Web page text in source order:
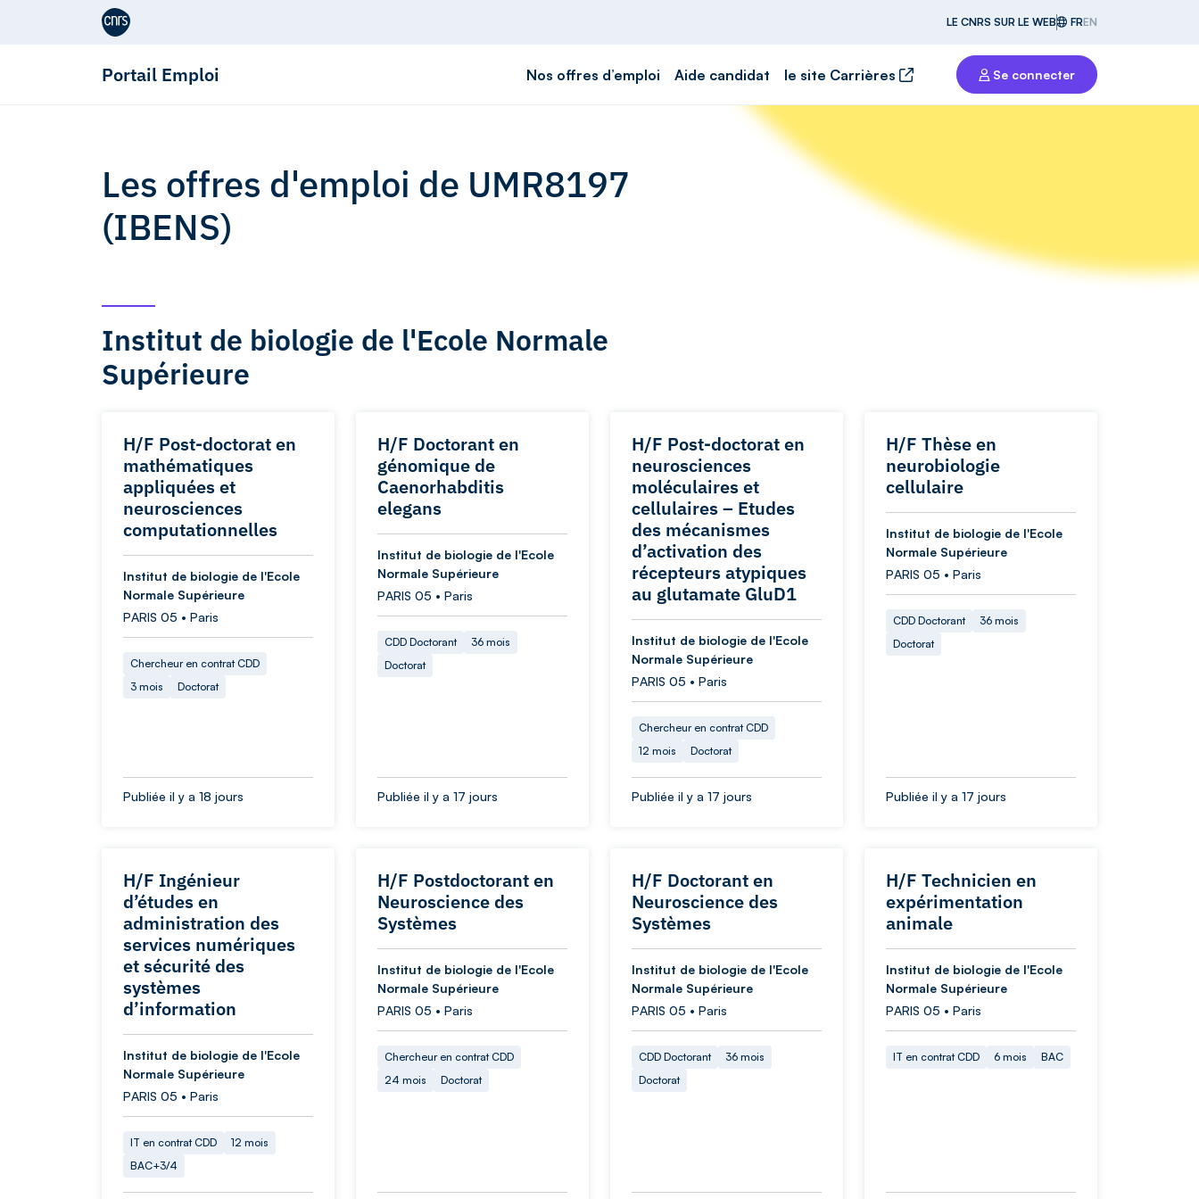
Aller au contenu
LE CNRS SUR LE WEB FREN
Portail Emploi Nos offres d’emploi Aide candidat le site Carrières Se connecter
Les offres d'emploi de UMR8197
(IBENS)
Institut de biologie de l'Ecole Normale
Supérieure
H/F Post-doctorat en
mathématiques
appliquées et
neurosciences
computationnelles
Institut de biologie de l'Ecole
Normale Supérieure
PARIS 05 • Paris
Chercheur en contrat CDD
3 mois
Doctorat
Publiée il y a 18 jours
H/F Doctorant en
génomique de
Caenorhabditis
elegans
Institut de biologie de l'Ecole
Normale Supérieure
PARIS 05 • Paris
CDD Doctorant
36 mois
Doctorat
Publiée il y a 17 jours
H/F Post-doctorat en
neurosciences
moléculaires et
cellulaires – Etudes
des mécanismes
d’activation des
récepteurs atypiques
au glutamate GluD1
Institut de biologie de l'Ecole
Normale Supérieure
PARIS 05 • Paris
Chercheur en contrat CDD
12 mois
Doctorat
Publiée il y a 17 jours
H/F Thèse en
neurobiologie
cellulaire
Institut de biologie de l'Ecole
Normale Supérieure
PARIS 05 • Paris
CDD Doctorant
36 mois
Doctorat
Publiée il y a 17 jours
H/F Ingénieur
d’études en
administration des
services numériques
et sécurité des
systèmes
d’information
Institut de biologie de l'Ecole
Normale Supérieure
PARIS 05 • Paris
IT en contrat CDD
12 mois
BAC+3/4
H/F Postdoctorant en
Neuroscience des
Systèmes
Institut de biologie de l'Ecole
Normale Supérieure
PARIS 05 • Paris
Chercheur en contrat CDD
24 mois
Doctorat
H/F Doctorant en
Neuroscience des
Systèmes
Institut de biologie de l'Ecole
Normale Supérieure
PARIS 05 • Paris
CDD Doctorant
36 mois
Doctorat
H/F Technicien en
expérimentation
animale
Institut de biologie de l'Ecole
Normale Supérieure
PARIS 05 • Paris
IT en contrat CDD 6 mois BAC